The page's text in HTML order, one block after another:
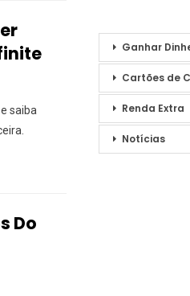
saiba
Do
Ganhar
Cartões de
Renda Extra
Notícias